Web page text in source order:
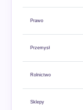
Prawo
Przemysł
Rolnictwo
Sklepy